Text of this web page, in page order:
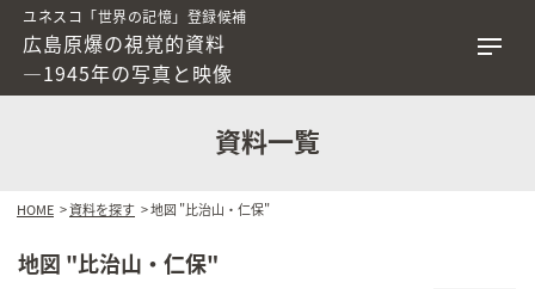
ユネスコ「世界の記憶」登録候補
広島原爆の視覚的資料
―1945年の写真と映像
資料一覧
HOME >資料を探す > 地図 "比治山・仁保"
地図 "比治山・仁保"